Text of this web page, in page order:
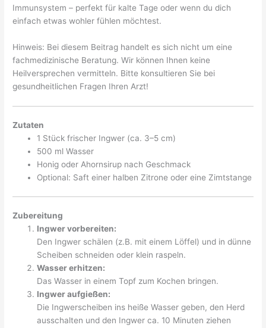
Immunsystem – perfekt für kalte Tage oder wenn du dich
einfach etwas wohler fühlen möchtest.
Hinweis: Bei diesem Beitrag handelt es sich nicht um eine
fachmedizinische Beratung. Wir können Ihnen keine
Heilversprechen vermitteln. Bitte konsultieren Sie bei
gesundheitlichen Fragen Ihren Arzt!
Zutaten
1 Stück frischer Ingwer (ca. 3–5 cm)
500 ml Wasser
Honig oder Ahornsirup nach Geschmack
Optional: Saft einer halben Zitrone oder eine Zimtstange
Zubereitung
Ingwer vorbereiten:
Den Ingwer schälen (z.B. mit einem Löffel) und in dünne
Scheiben schneiden oder klein raspeln.
Wasser erhitzen:
Das Wasser in einem Topf zum Kochen bringen.
Ingwer aufgießen:
Die Ingwerscheiben ins heiße Wasser geben, den Herd
ausschalten und den Ingwer ca. 10 Minuten ziehen